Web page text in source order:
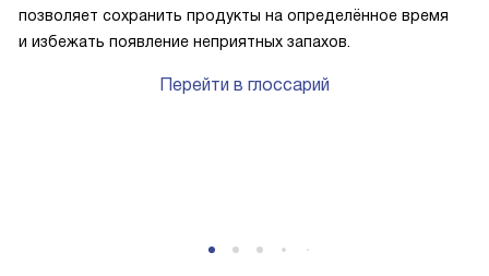
позволяет сохранить продукты на определённое время
и избежать появление неприятных запахов.
Перейти в глоссарий